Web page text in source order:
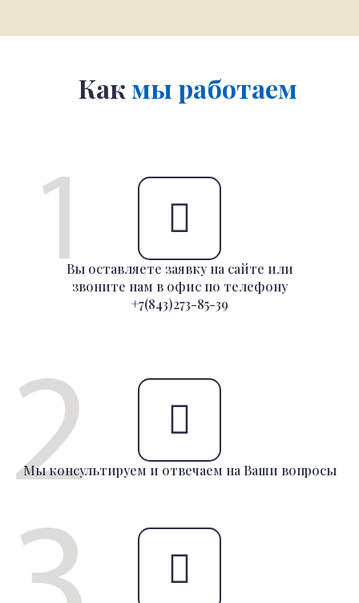
Какмы работаем
Вы оставляете заявку на сайте или
звоните нам в офис по телефону
+7(843)273-85-39
Мы консультируем и отвечаем на Ваши вопросы